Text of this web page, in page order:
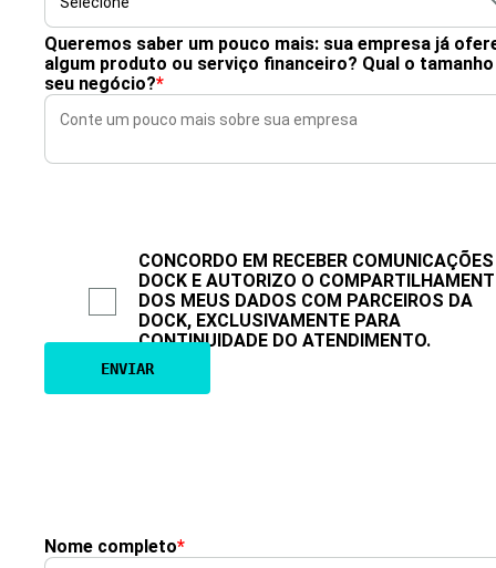
Queremos saber um pouco mais: sua empresa já
algum produto ou serviço financeiro? Qual o
seu negócio?*
CONCORDO EM RECEBER
DOCK E AUTORIZO O
DOS MEUS DADOS COM PARCEIROS DA
DOCK, EXCLUSIVAMENTE PARA
CONTINUIDADE DO ATENDIMENTO.
Nome completo*